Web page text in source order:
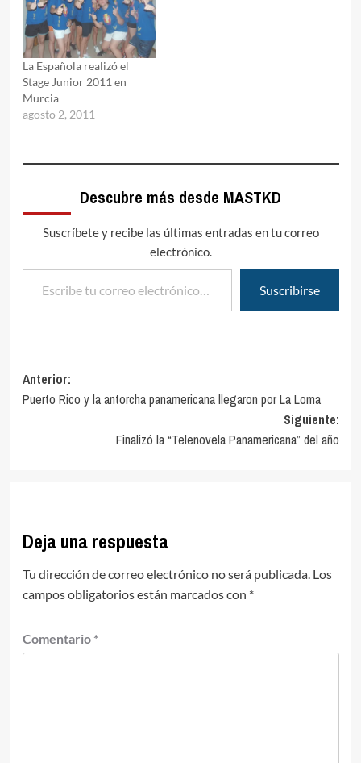
La Española realizó el
Stage Junior 2011 en
Murcia
agosto 2, 2011
Descubre más desde MASTKD
Suscríbete y recibe las últimas entradas en tu correo
electrónico.
Escribe tu correo electrónico…
Suscribirse
Navegación
de
Anterior:
Puerto Rico y la antorcha panamericana llegaron por La Loma
Siguiente:
Finalizó la “Telenovela Panamericana” del año
Deja una respuesta
Tu dirección de correo electrónico no será publicada. Los
campos obligatorios están marcados con *
Comentario *